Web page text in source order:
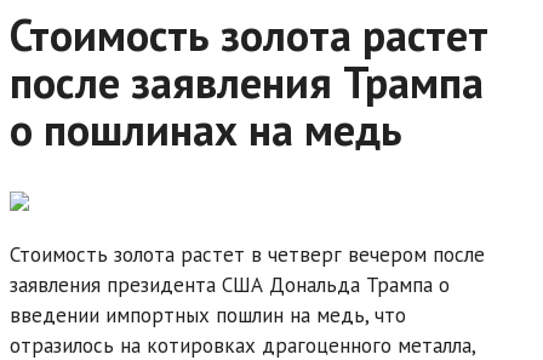
Стоимость золота растет
после заявления Трампа
о пошлинах на медь
Стоимость золота растет в четверг вечером после
заявления президента США Дональда Трампа о
введении импортных пошлин на медь, что
отразилось на котировках драгоценного металла,